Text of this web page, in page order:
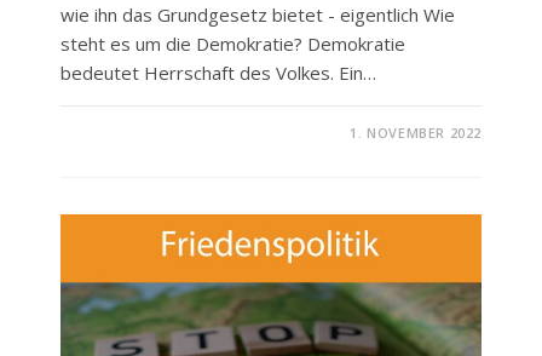
wie ihn das Grundgesetz bietet - eigentlich Wie
steht es um die Demokratie? Demokratie
bedeutet Herrschaft des Volkes. Ein…
DER
BASIS
1. NOVEMBER 2022